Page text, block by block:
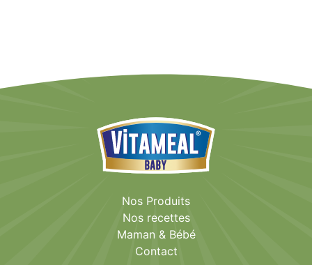
Nos Produits
Nos recettes
Maman & Bébé
Contact